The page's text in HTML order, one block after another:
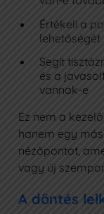
Értékeli a
lehetőségét
Segít
és a
vannak-e
Ez nem a
hanem egy
nézőpontot,
vagy új
A döntés